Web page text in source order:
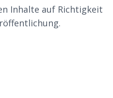
Inhalte auf Richtigkeit